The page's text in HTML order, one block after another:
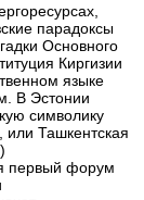
парадоксы
Основного
Киргизии
языке
В Эстонии
символику
Ташкентская
первый форум